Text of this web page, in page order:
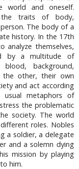
world and oneself.
the traits of body,
The body of a
history. In the 17th
analyze themselves,
by a multitude of
background,
the other, their own
and act according
usual metaphors of
the problematic
society. The world
roles. Nobles
a soldier, a delegate
and a solemn dying
mission by playing
him.